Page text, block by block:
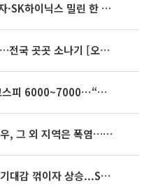
[베스트&워스트] 삼성전자·SK하이닉스 밀린 한 주…상상인증권은 85% 급등
35도 안팎 무더위 이어져…전국 곳곳 소나기 [오늘 날씨]
[주간증시전망] 다음주 코스피 6000~7000⋯“外人 수급은 정책이 변수”
동해안은 시간당 80㎜ 폭우, 그 외 지역은 폭염…‘극과 극 날씨’
뉴욕증시, 연준 금리인상 기대감 꺾이자 상승...S&P500 사상 최고치 [종합]